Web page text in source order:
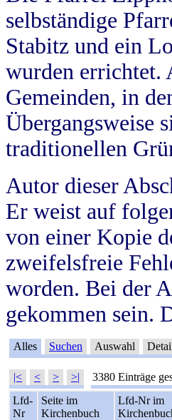
selbständige
Stabitz und ein
wurden errichtet.
Gemeinden, in
Übergangsweise
traditionellen
Autor dieser
Er weist auf
von einer Kopie
zweifelsfreie
worden. Bei der
gekommen sein.
Alles Suchen Auswahl
|< < > >| 3380 Einträge
Lfd-
Nr
Seite im
Kirchenbuch
Lfd-Nr im